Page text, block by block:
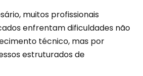
muitos profissionais
enfrentam dificuldades não
técnico, mas por
estruturados de